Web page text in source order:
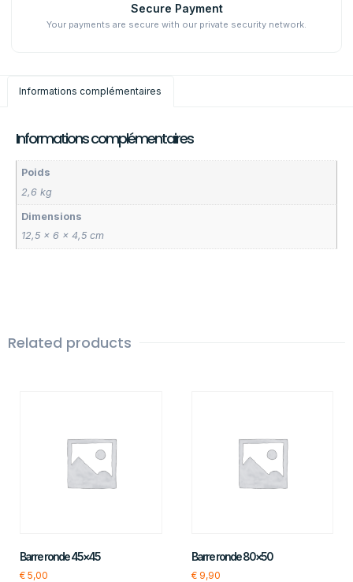
Secure Payment
Your payments are secure with our private security network.
Informations complémentaires
Informations complémentaires
Poids
2,6 kg
Dimensions
12,5 × 6 × 4,5 cm
Related products
Barre ronde 45×45
€ 5,00
Barre ronde 80×50
€9,90